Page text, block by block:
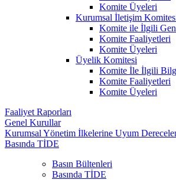
Komite Üyeleri
Kurumsal İletişim
Komite ile İlgili
Komite Faaliyetleri
Komite Üyeleri
Üyelik Komitesi
Komite İle İlgili
Komite Faaliyetleri
Komite Üyeleri
Faaliyet Raporları
Genel Kurullar
Kurumsal Yönetim İlkelerine Uyum
Basında TİDE
Basın Bültenleri
Basında TİDE